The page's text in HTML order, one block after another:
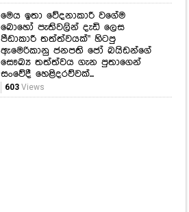
මෙය ඉතා වේදනාකාරී වගේම
බොහෝ පැතිවලින් දැඩි ලෙස
පීඩාකාරී තත්ත්වයක්" හිටපු
ඇමෙරිකානු ජනපති ජෝ බයිඩන්ගේ
සෞඛ්‍ය තත්ත්වය ගැන පුතාගෙන්
සංවේදී හෙළිදරව්වක්...
603Views